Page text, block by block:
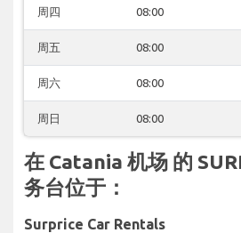
周四 08:00
周五 08:00
周六 08:00
周日 08:00
在 Catania 机场 的
务台位于：
Surprice Car Rentals